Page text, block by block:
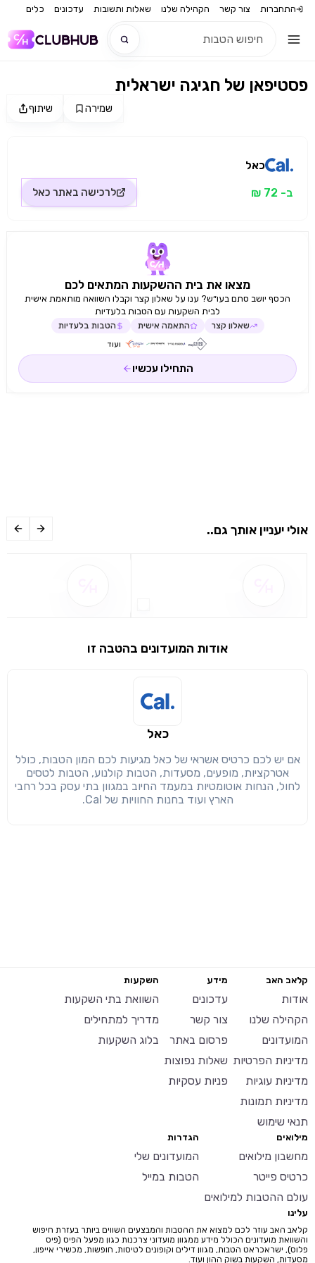
התחברות צור קשר הקהילה שלנו שאלות ותשובות עדכונים כלים
שימו לב!
הבנתי, המשך לאתר
שיתוף שמירה
פסטיפאן של חגיגה ישראלית
כאל
ב- 72 ₪ לרכישה באתר כאל
מצאו את בית ההשקעות המתאים לכם
הכסף יושב סתם בעו״ש? ענו על שאלון קצר וקבלו השוואה מותאמת אישית
לבית השקעות עם הטבות בלעדיות
שאלון קצר התאמה אישית הטבות בלעדיות
ועוד
התחילו עכשיו
אולי יעניין אותך גם..
אודות המועדונים בהטבה זו
כאל
אם יש לכם כרטיס אשראי של כאל מגיעות לכם המון הטבות, כולל
אטרקציות, מופעים, מסעדות, הטבות קולנוע, הטבות לטסים
לחול, הנחות אוטומטיות במעמד החיוב במגוון בתי עסק בכל רחבי
הארץ ועוד בחנות החוויות של Cal.
קלאב האב
אודות
הקהילה שלנו
המועדונים
מדיניות הפרטיות
מדיניות עוגיות
מדיניות תמונות
תנאי שימוש
מידע
עדכונים
צור קשר
פרסום באתר
שאלות נפוצות
פניות עסקיות
השקעות
השוואת בתי השקעות
מדריך למתחילים
בלוג השקעות
מילואים
מחשבון מילואים
כרטיס פייטר
עולם ההטבות למילואים
הגדרות
המועדונים שלי
הטבות במייל
עלינו
קלאב האב עוזר לכם למצוא את ההטבות והמבצעים השווים ביותר בעזרת חיפוש
והשוואת מועדונים הכולל מידע ממגוון מועדוני צרכנות כגון מפעל הפיס (פיס
פלוס), ישראכראט הטבות, מגוון דילים וקופונים לטיסות, חופשות, מכשירי אייפון,
מסעדות, השקעות בשוק ההון ועוד.